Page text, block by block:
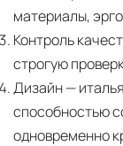
материалы,
Контроль
строгую
Дизайн—
способностью
одновременно